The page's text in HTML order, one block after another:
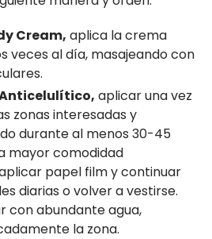
Cream, aplica la crema
veces al día, masajeando con
aplicar una vez
zonas interesadas y
durante al menos 30-45
mayor comodidad
papel film y continuar
diarias o volver a vestirse.
con abundante agua,
la zona.